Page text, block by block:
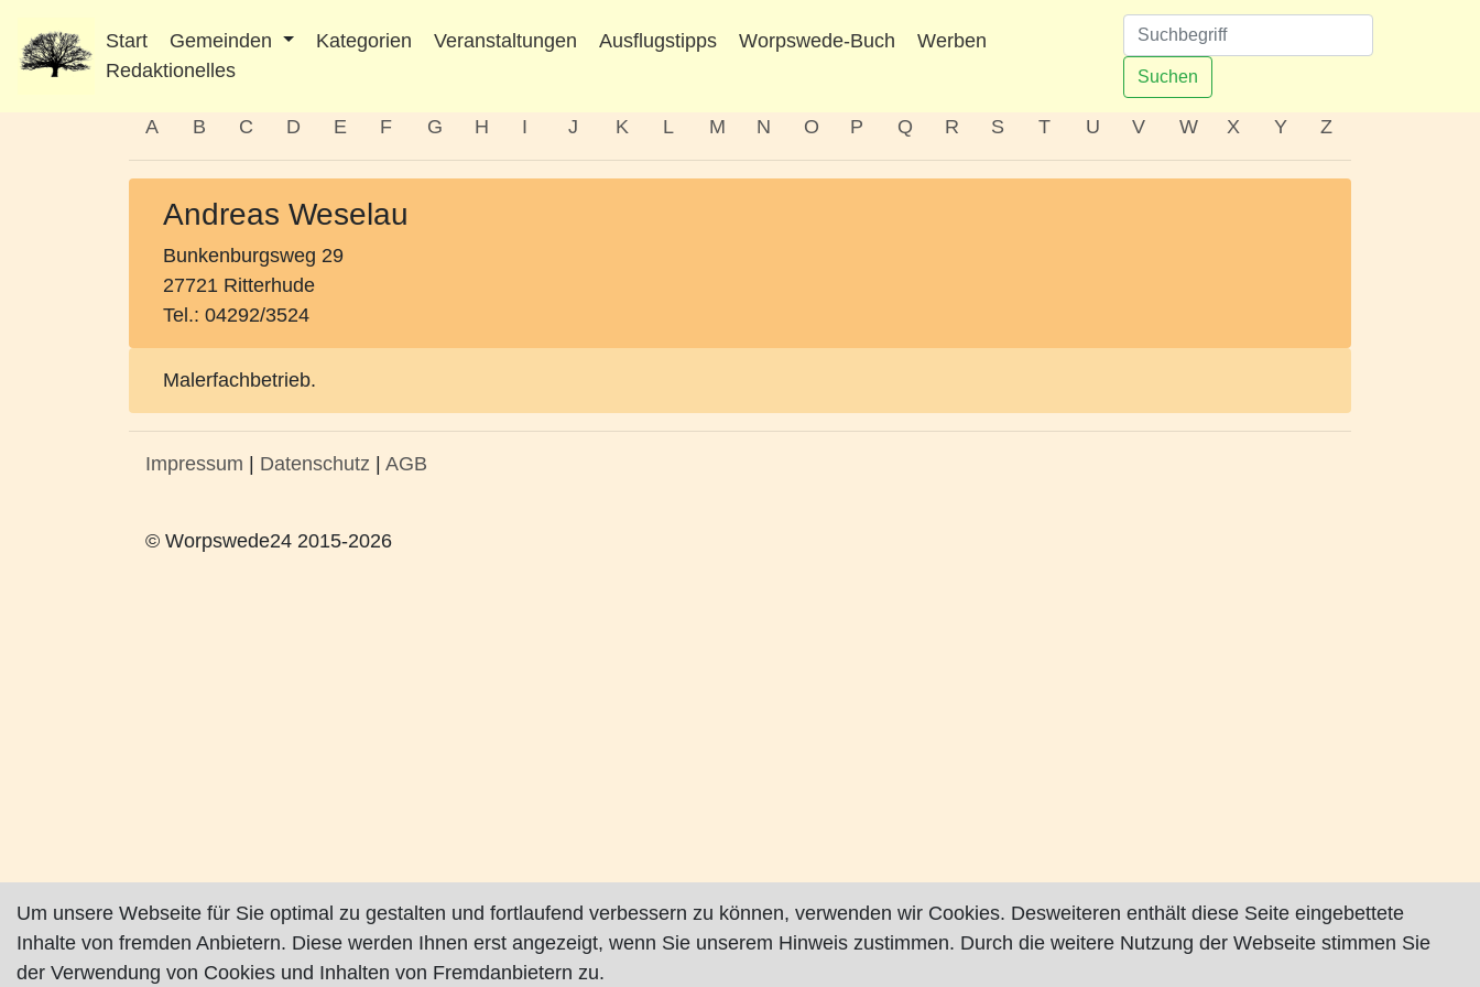
Start Gemeinden Kategorien Veranstaltungen Ausflugstipps Worpswede-Buch
Werben
Redaktionelles
Suchen
A B C D E F G H I J K L M N O P Q R S T U V W X Y Z
Andreas Weselau
Bunkenburgsweg 29
27721 Ritterhude
Tel.: 04292/3524
Malerfachbetrieb.
Impressum Datenschutz AGB
© Worpswede24 2015-2026
Um unsere Webseite für Sie optimal zu gestalten und fortlaufend verbessern zu können, verwenden wir Cookies. Desweiteren enthält diese Seite eingebettete
Inhalte von fremden Anbietern. Diese werden Ihnen erst angezeigt, wenn Sie unserem Hinweis zustimmen. Durch die weitere Nutzung der Webseite stimmen Sie
der Verwendung von Cookies und Inhalten von Fremdanbietern zu.